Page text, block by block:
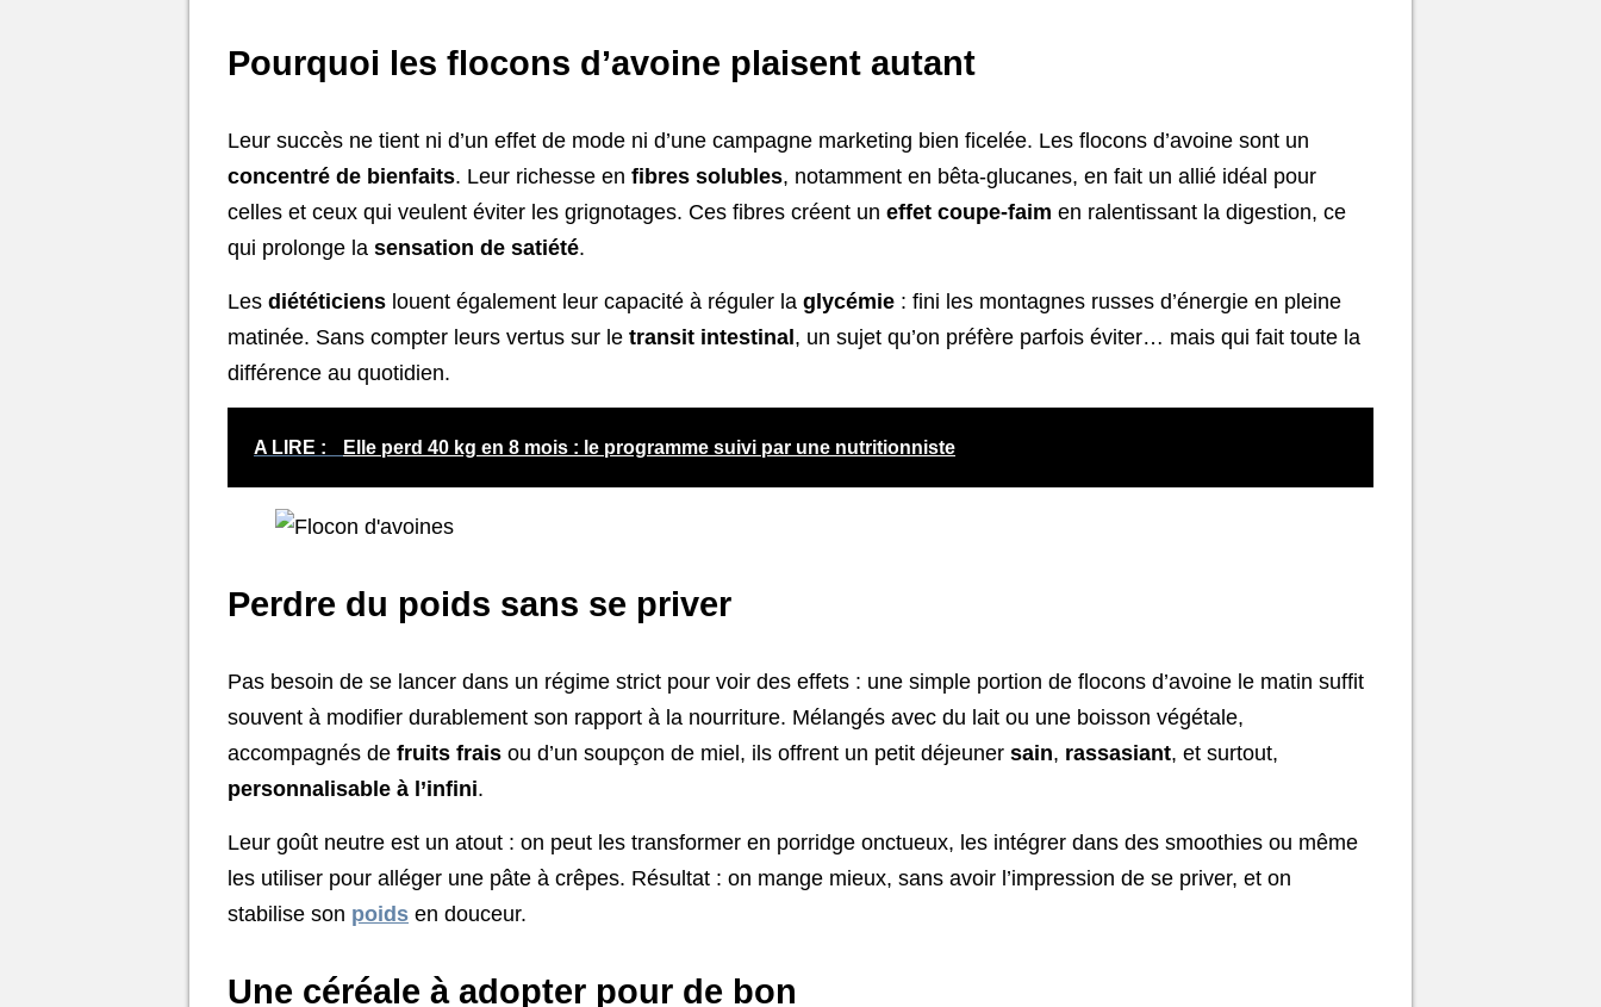
Pourquoi les flocons d’avoine plaisent autant
Leur succès ne tient ni d’un effet de mode ni d’une campagne marketing bien ficelée. Les flocons d’avoine sont un
concentré de bienfaits. Leur richesse en fibres solubles, notamment en bêta-glucanes, en fait un allié idéal pour
celles et ceux qui veulent éviter les grignotages. Ces fibres créent un effet coupe-faim en ralentissant la digestion, ce
qui prolonge la sensation de satiété.
Les diététiciens louent également leur capacité à réguler la glycémie : fini les montagnes russes d’énergie en pleine
matinée. Sans compter leurs vertus sur le transit intestinal, un sujet qu’on préfère parfois éviter… mais qui fait toute la
différence au quotidien.
A LIRE : Elle perd 40 kg en 8 mois : le programme suivi par une nutritionniste
Perdre du poids sans se priver
Pas besoin de se lancer dans un régime strict pour voir des effets : une simple portion de flocons d’avoine le matin suffit
souvent à modifier durablement son rapport à la nourriture. Mélangés avec du lait ou une boisson végétale,
accompagnés de fruits frais ou d’un soupçon de miel, ils offrent un petit déjeuner sain, rassasiant, et surtout,
personnalisable à l’infini.
Leur goût neutre est un atout : on peut les transformer en porridge onctueux, les intégrer dans des smoothies ou même
les utiliser pour alléger une pâte à crêpes. Résultat : on mange mieux, sans avoir l’impression de se priver, et on
stabilise son poids en douceur.
Une céréale à adopter pour de bon